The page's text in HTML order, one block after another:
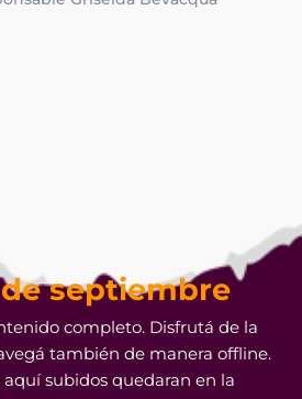
de septiembre
completo. Disfrutá de la
también de manera offline.
subidos quedaran en la